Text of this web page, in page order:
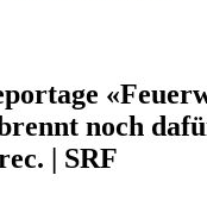
noch
| SRF